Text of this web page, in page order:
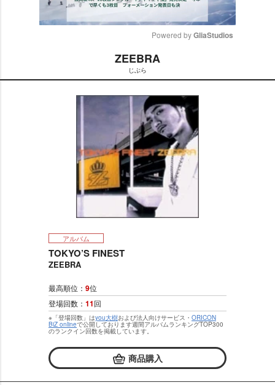
t
e
Powered by GliaStudios
ZEEBRA
じぶら
アルバム
TOKYO’S FINEST
ZEEBRA
最高順位： 9位
登場回数： 11回
※「登場回数」はyou大樹および法人向けサービス・ ORICON
BiZ onlineで公開しております週間アルバムランキングTOP300
のランクイン回数を掲載しています。
商品購入